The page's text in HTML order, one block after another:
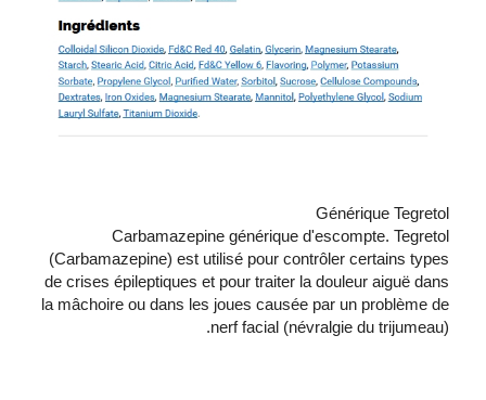
Générique Tegretol
Carbamazepine générique d'escompte. Tegretol
(Carbamazepine) est utilisé pour contrôler certains types
de crises épileptiques et pour traiter la douleur aiguë dans
la mâchoire ou dans les joues causée par un problème de
nerf facial (névralgie du trijumeau).